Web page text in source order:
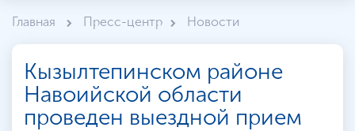
Главная Пресс-центр Новости
Кызылтепинском районе
Навоийской области
проведен выездной прием